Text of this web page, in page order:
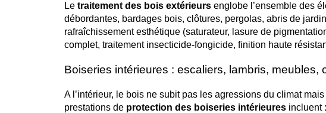
Letraitement des bois extérieursenglobe l’ensemble des
débordantes, bardages bois, clôtures, pergolas, abris de
rafraîchissement esthétique (saturateur, lasure de
complet, traitement insecticide-fongicide, finition haute
Boiseries intérieures : escaliers, lambris, meubles,
A l’intérieur, le bois ne subit pas les agressions du climat
prestations de protection des boiseries intérieuresincluent :